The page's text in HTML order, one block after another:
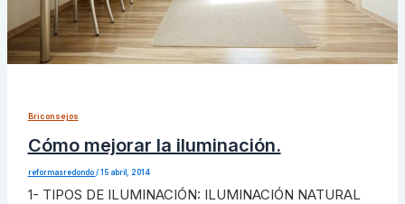
Briconsejos
Cómo mejorar la iluminación.
reformasredondo / 15 abril, 2014
1- TIPOS DE ILUMINACIÓN: ILUMINACIÓN NATURAL